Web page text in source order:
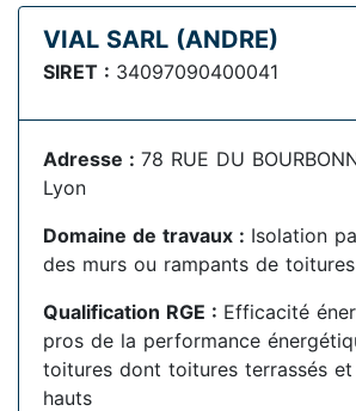
VIAL SARL (ANDRE)
SIRET : 34097090400041
Adresse : 78 RUE DU
Lyon
Domaine de travaux : Isolation
des murs ou rampants de
Qualification RGE : Efficacité
pros de la performance
toitures dont toitures terrassés et
hauts